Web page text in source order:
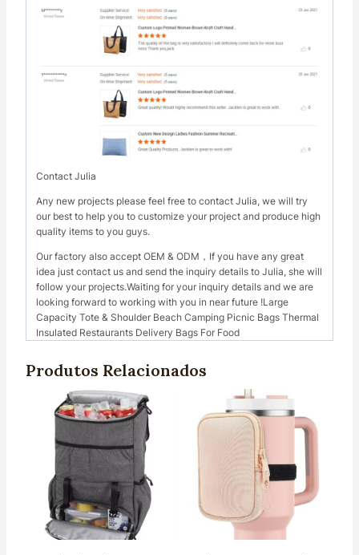
Contact Julia
Any new projects please feel free to contact Julia, we will try
our best to help you to customize your project and produce high
quality items to you guys.
Our factory also accept OEM & ODM，If you have any great
idea just contact us and send the inquiry details to Julia, she will
follow your projects.Waiting for your inquiry details and we are
looking forward to working with you in near future !Large
Capacity Tote & Shoulder Beach Camping Picnic Bags Thermal
Insulated Restaurants Delivery Bags For Food
Produtos Relacionados